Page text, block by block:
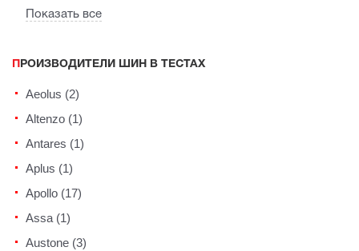
Показать все
ПРОИЗВОДИТЕЛИ ШИН В ТЕСТАХ
Aeolus (2)
Altenzo (1)
Antares (1)
Aplus (1)
Apollo (17)
Assa (1)
Austone (3)